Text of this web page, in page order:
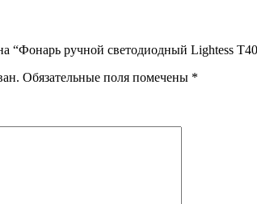
“Фонарь ручной светодиодный Lightess
Обязательные поля помечены *